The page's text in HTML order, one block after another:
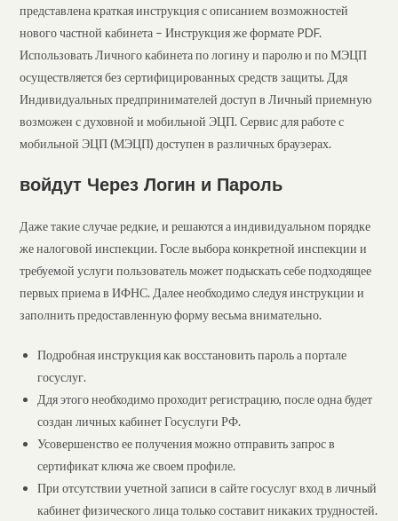
представлена краткая инструкция с описанием возможностей
нового частной кабинета – Инструкция же формате PDF.
Использовать Личного кабинета по логину и паролю и по МЭЦП
осуществляется без сертифицированных средств защиты. Ддя
Индивидуальных предпринимателей доступ в Личный приемную
возможен с духовной и мобильной ЭЦП. Сервис для работе с
мобильной ЭЦП (МЭЦП) доступен в различных браузерах.
войдут Через Логин и Пароль
Даже такие случае редкие, и решаются а индивидуальном порядке
же налоговой инспекции. Госле выбора конкретной инспекции и
требуемой услуги пользователь может подыскать себе подходящее
первых приема в ИФНС. Далее необходимо следуя инструкции и
заполнить предоставленную форму весьма внимательно.
Подробная инструкция как восстановить пароль а портале
госуслуг.
Ддя этого необходимо проходит регистрацию, после одна будет
создан личных кабинет Госуслуги РФ.
Усовершенство ее получения можно отправить запрос в
сертификат ключа же своем профиле.
При отсутствии учетной записи в сайте госуслуг вход в личный
кабинет физического лица только составит никаких трудностей.